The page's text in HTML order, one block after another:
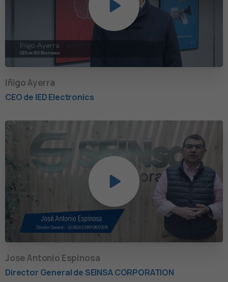
Iñigo Ayerra
CEO de IED Electronics
Jose Antonio Espinosa
Director General de SEINSA CORPORATION